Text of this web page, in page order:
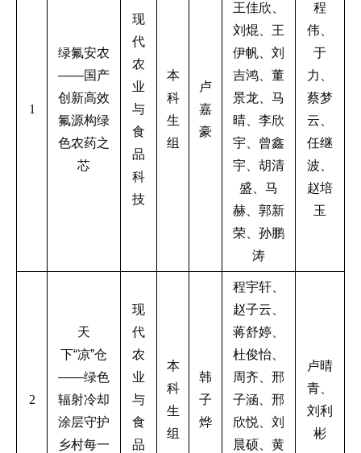
1
绿氟安农
——国产
创新高效
氟源构绿
色农药之
芯
现
代
农
业
与
食
品
科
技
本
科
生
组
卢
嘉
豪
王佳欣、
刘焜、王
伊帆、刘
吉鸿、董
景龙、马
晴、李欣
宇、曾鑫
宇、胡清
盛、马
赫、郭新
荣、孙鹏
涛
程
伟、
于
力、
蔡梦
云、
任继
波、
赵培
玉
2
天
下“凉”仓
——绿色
辐射冷却
涂层守护
乡村每一
现
代
农
业
与
食
品
本
科
生
组
韩
子
烨
程宇轩、
赵子云、
蒋舒婷、
杜俊怡、
周齐、邢
子涵、邢
欣悦、刘
晨硕、黄
卢晴
青、
刘利
彬